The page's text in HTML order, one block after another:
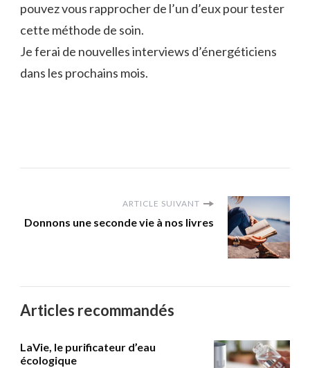
pouvez vous rapprocher de l’un d’eux pour tester
cette méthode de soin.
Je ferai de nouvelles interviews d’énergéticiens
dans les prochains mois.
ARTICLE SUIVANT
Donnons une seconde vie à nos livres
Articles recommandés
LaVie, le purificateur d’eau
écologique